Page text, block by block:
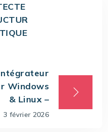
Windows
& Linux –
3 février 2026